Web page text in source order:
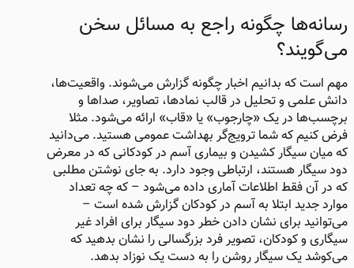
رسانه‌ها چگونه راجع به مسائل سخن
می‌گویند؟
مهم است که بدانیم اخبار چگونه گزارش می‌شوند. واقعیت‌ها،
دانش علمی و تحلیل در قالب نمادها، تصاویر، صداها و
برچسب‌ها در یک «چارجوب» یا «قاب» ارائه می‌شود. مثلا
فرض کنیم که شما ترویج‌گر بهداشت عمومی هستید. می‌دانید
که میان سیگار کشیدن و بیماری آسم در کودکانی که در معرض
دود سیگار هستند، ارتباطی وجود دارد. به جای نوشتن مطلبی
که در آن فقط اطلاعات آماری داده می‌شود – که چه تعداد
موارد جدید ابتلا به آسم در کودکان گزارش شده است –
می‌توانید برای نشان دادن خطر دود سیگار برای افراد غیر
سیگاری و کودکان، تصویر فرد بزرگسالی را نشان بدهید که
می‌کوشد یک سیگار روشن را به دست یک نوزاد بدهد.